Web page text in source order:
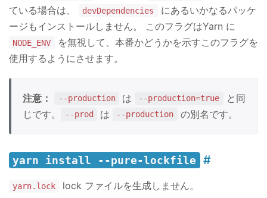
ている場合は、
devDependencies
にあるいかなるパッケ
ージもインストールしません。 このフラグはYarn に
NODE_ENV
を無視して、本番かどうかを示すこのフラグを
使用するようにさせます。
注意： --production は --production=true
と同
じです。
--prod は --production の別名です。
yarn install --pure-lockfile
yarn.lock lock ファイルを生成しません。